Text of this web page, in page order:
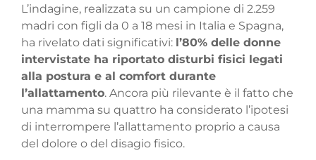
L’indagine, realizzata su un campione di 2.259
madri con figli da 0 a 18 mesi in Italia e Spagna,
ha rivelato dati significativi: l’80% delle donne
intervistate ha riportato disturbi fisici legati
alla postura e al comfort durante
l’allattamento. Ancora più rilevante è il fatto che
una mamma su quattro ha considerato l’ipotesi
di interrompere l’allattamento proprio a causa
del dolore o del disagio fisico.